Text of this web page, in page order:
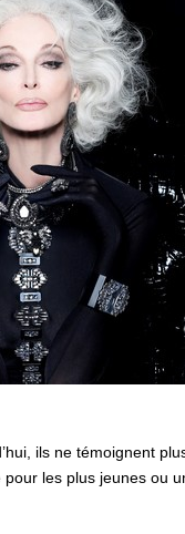
ils ne témoignent
les plus jeunes ou